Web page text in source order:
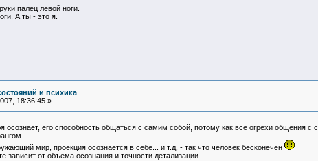
палец левой ноги.
А ты - это я.
и психика
18:36:45 »
осознает, его способность общаться с самим собой, потому как все огрехи общения
мир, проекция осознается в себе... и т.д. - так что человек бесконечен
от объема осознания и точности детализации...